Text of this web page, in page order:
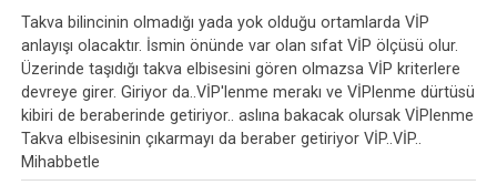
Takva bilincinin olmadığı yada yok olduğu ortamlarda VİP
anlayışı olacaktır. İsmin önünde var olan sıfat VİP ölçüsü olur.
Üzerinde taşıdığı takva elbisesini gören olmazsa VİP kriterlere
devreye girer. Giriyor da..VİP'lenme merakı ve VİPlenme dürtüsü
kibiri de beraberinde getiriyor.. aslına bakacak olursak VİPlenme
Takva elbisesinin çıkarmayı da beraber getiriyor VİP..VİP..
Mihabbetle